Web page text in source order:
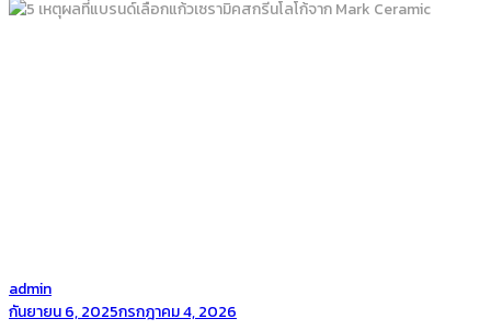
by
admin
Posted
กันยายน 6, 2025กรกฎาคม 4, 2026